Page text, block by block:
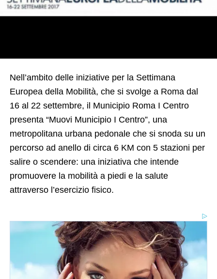
Nell’ambito delle iniziative per la Settimana
Europea della Mobilità, che si svolge a Roma dal
16 al 22 settembre, il Municipio Roma I Centro
presenta “Muovi Municipio I Centro”, una
metropolitana urbana pedonale che si snoda su un
percorso ad anello di circa 6 KM con 5 stazioni per
salire o scendere: una iniziativa che intende
promuovere la mobilità a piedi e la salute
attraverso l’esercizio fisico.